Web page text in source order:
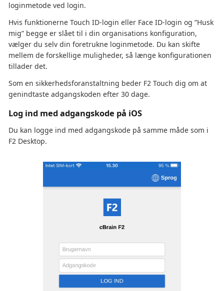
loginmetode ved login.
Hvis funktionerne Touch ID-login eller Face ID-login og ”Husk
mig” begge er slået til i din organisations konfiguration,
vælger du selv din foretrukne loginmetode. Du kan skifte
mellem de forskellige muligheder, så længe konfigurationen
tillader det.
Som en sikkerhedsforanstaltning beder F2 Touch dig om at
genindtaste adgangskoden efter 30 dage.
Log ind med adgangskode på iOS
Du kan logge ind med adgangskode på samme måde som i
F2 Desktop.